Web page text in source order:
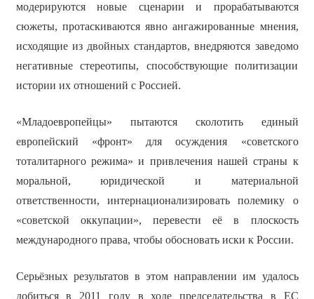
модерируются новые сценарии и прорабатываются
сюжеты, протаскиваются явно ангажированные мнения,
исходящие из двойных стандартов, внедряются заведомо
негативные стереотипы, способствующие политизации
истории их отношений с Россией.
«Младоевропейцы» пытаются сколотить единый
европейский «фронт» для осуждения «советского
тоталитарного режима» и привлечения нашей страны к
моральной, юридической и материальной
ответственности, интернационализировать полемику о
«советской оккупации», перевести её в плоскость
международного права, чтобы обосновать иски к России.
Серьёзных результатов в этом направлении им удалось
добиться в 2011 году в ходе председательства в ЕС